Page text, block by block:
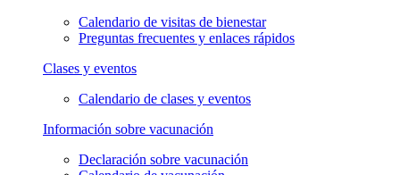
Calendario de visitas de bienestar
Preguntas frecuentes y enlaces rápidos
Clases y eventos
Calendario de clases y eventos
Información sobre vacunación
Declaración sobre vacunación